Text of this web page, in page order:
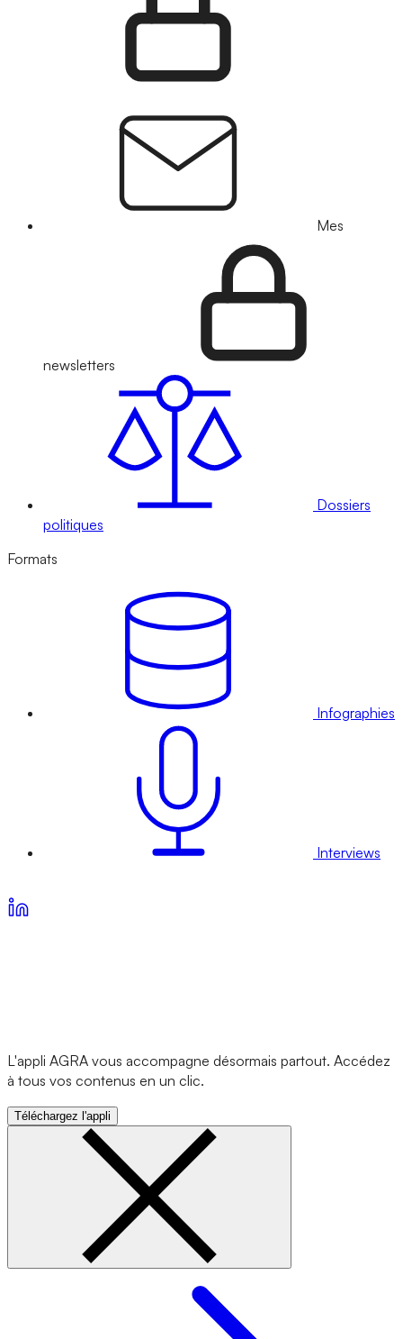
Mes
newsletters
Dossiers
politiques
Formats
Infographies
Interviews
L'appli AGRA vous accompagne désormais partout. Accédez
à tous vos contenus en un clic.
Téléchargez l'appli